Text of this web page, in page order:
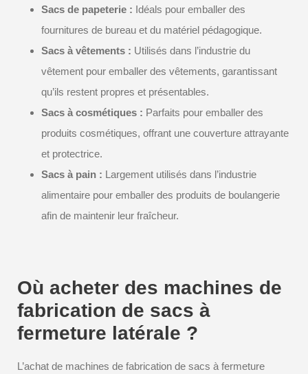
Sacs de papeterie : Idéals pour emballer des
fournitures de bureau et du matériel pédagogique.
Sacs à vêtements : Utilisés dans l’industrie du
vêtement pour emballer des vêtements, garantissant
qu’ils restent propres et présentables.
Sacs à cosmétiques : Parfaits pour emballer des
produits cosmétiques, offrant une couverture attrayante
et protectrice.
Sacs à pain : Largement utilisés dans l’industrie
alimentaire pour emballer des produits de boulangerie
afin de maintenir leur fraîcheur.
Où acheter des machines de
fabrication de sacs à
fermeture latérale ?
L’achat de machines de fabrication de sacs à fermeture